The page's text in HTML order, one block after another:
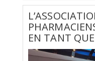
EN TANT